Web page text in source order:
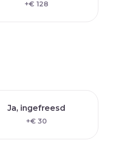
+€ 128
Ja, ingefreesd
+€ 30